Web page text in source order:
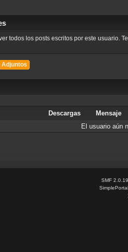
todos los posts escritos por este usuario.
Adjuntos
Descargas
Mensaje
El usuario aún
SMF 2.0.19